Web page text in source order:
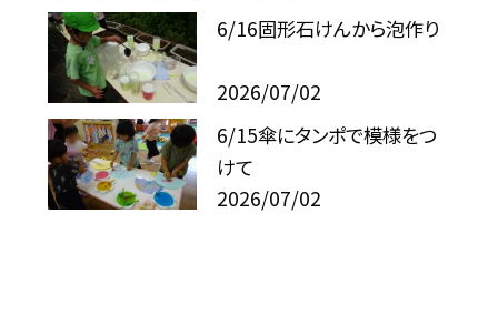
6/16固形石けんから泡作り
2026/07/02
6/15傘にタンポで模様をつ
けて
2026/07/02